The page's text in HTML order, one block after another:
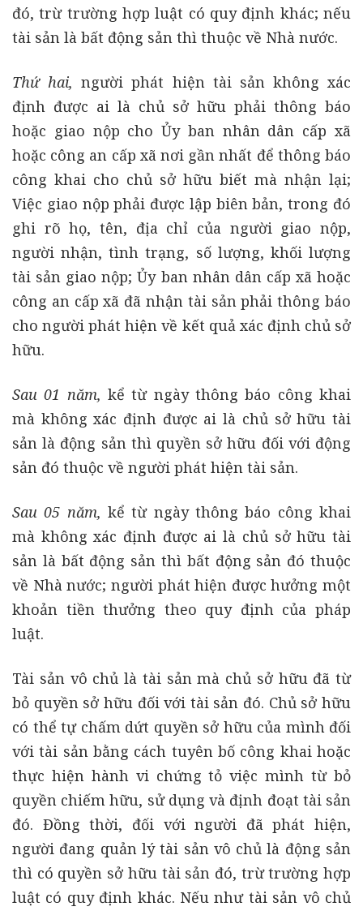
đó, trừ trường hợp luật có quy định khác; nếu
tài sản là bất động sản thì thuộc về Nhà nước.
Thứ hai,người phát hiện tài sản không xác
định được ai là chủ sở hữu phải thông báo
hoặc giao nộp cho Ủy ban nhân dân cấp xã
hoặc công an cấp xã nơi gần nhất để thông báo
công khai cho chủ sở hữu biết mà nhận lại;
Việc giao nộp phải được lập biên bản, trong đó
ghi rõ họ, tên, địa chỉ của người giao nộp,
người nhận, tình trạng, số lượng, khối lượng
tài sản giao nộp; Ủy ban nhân dân cấp xã hoặc
công an cấp xã đã nhận tài sản phải thông báo
cho người phát hiện về kết quả xác định chủ sở
hữu.
Sau 01 năm, kể từ ngày thông báo công khai
mà không xác định được ai là chủ sở hữu tài
sản là động sản thì quyền sở hữu đối với động
sản đó thuộc về người phát hiện tài sản.
Sau 05 năm, kể từ ngày thông báo công khai
mà không xác định được ai là chủ sở hữu tài
sản là bất động sản thì bất động sản đó thuộc
về Nhà nước; người phát hiện được hưởng một
khoản tiền thưởng theo quy định của pháp
luật.
Tài sản vô chủ là tài sản mà chủ sở hữu đã từ
bỏ quyền sở hữu đối với tài sản đó. Chủ sở hữu
có thể tự chấm dứt quyền sở hữu của mình đối
với tài sản bằng cách tuyên bố công khai hoặc
thực hiện hành vi chứng tỏ việc mình từ bỏ
quyền chiếm hữu, sử dụng và định đoạt tài sản
đó. Đồng thời, đối với người đã phát hiện,
người đang quản lý tài sản vô chủ là động sản
thì có quyền sở hữu tài sản đó, trừ trường hợp
luật có quy định khác. Nếu như tài sản vô chủ